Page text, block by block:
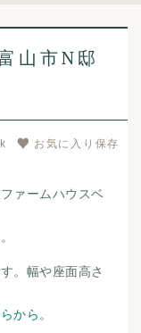
山市N邸
お気に入り保存
ァームハウスベ
。幅や座面高さ
から 。